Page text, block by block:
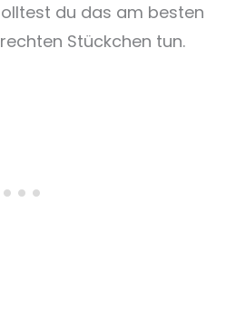
du das am besten
Stückchen tun.